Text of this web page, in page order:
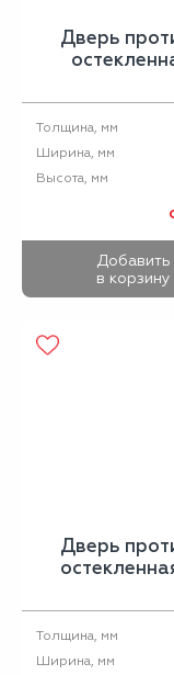
Дверь
Толщина, мм
Ширина, мм
Высота, мм
Добавить
в корзину
Дверь
Толщина, мм
Ширина, мм